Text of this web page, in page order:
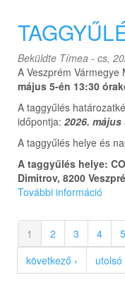
Beküldte Tímea - cs,
A Veszprém
május 5-én 13:30
A taggyűlés
időpontja: 2026. május
A taggyűlés helye és
A taggyűlés helye:
Dimitrov, 8200
További információ
1 2 3 4 5
következő ›
utolsó